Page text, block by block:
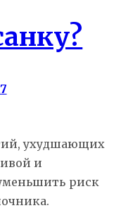
ухудшающих
и
риск